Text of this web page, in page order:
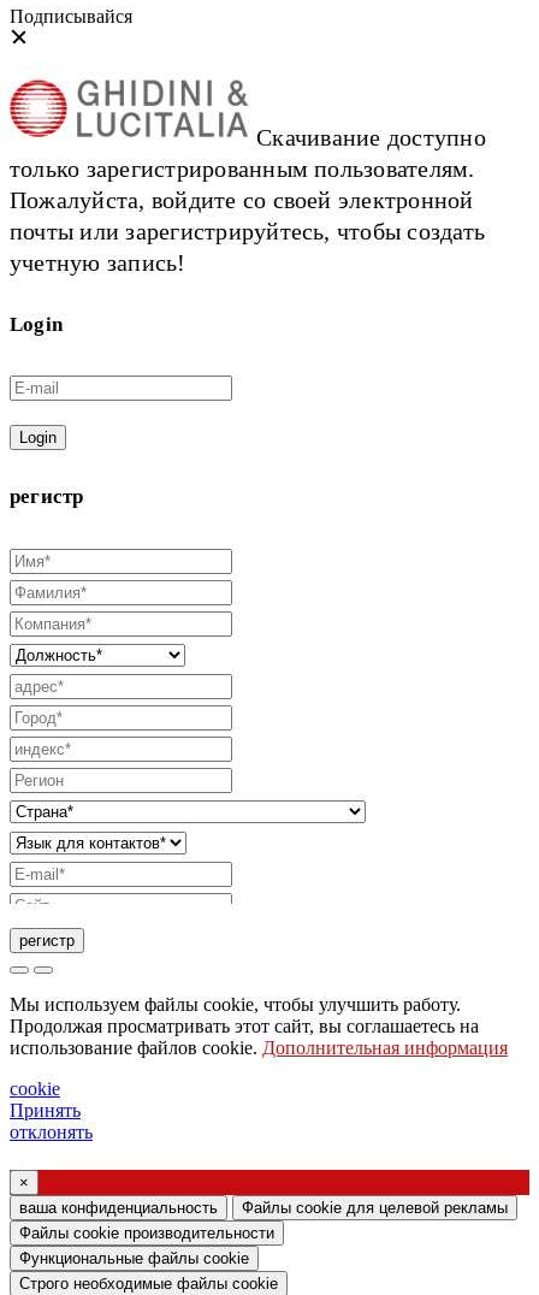
Подписывайся
Скачивание доступно
только зарегистрированным пользователям.
Пожалуйста, войдите со своей электронной
почты или зарегистрируйтесь, чтобы создать
учетную запись!
Login
Login
регистр
Запрос на отправку каталога
Запрос, чтобы с вами связался ваш торговый
представитель
Запрос на поддержку или дизайн освещения
Запрос на вебинар или обучение по продуктам
Подтверждение согласия (статья 7
Регламента ЕС № 2016/679)
Я заявляю, что ознакомился с информацией
регистр
Мы используем файлы cookie, чтобы улучшить работу.
Продолжая просматривать этот сайт, вы соглашаетесь на
использование файлов cookie. Дополнительная информация
cookie
Принять
отклонять
×
ваша конфиденциальность
Файлы cookie для целевой рекламы
Файлы cookie производительности
Функциональные файлы cookie
Строго необходимые файлы cookie